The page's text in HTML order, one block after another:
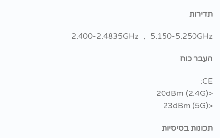
תדירות
2.400-2.4835GHz ， 5.150-5.250GHz
העבר כוח
CE:
<20dBm (2.4G)
<23dBm (5G)
תכונות בסיסיות